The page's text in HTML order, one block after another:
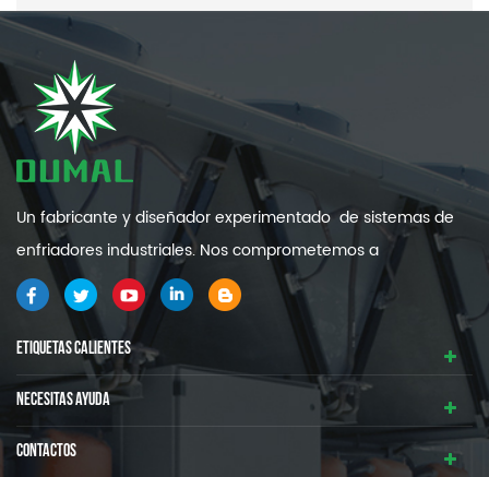
Un fabricante y diseñador experimentado de sistemas de
enfriadores industriales. Nos comprometemos a
proporcionarle sistemas de refrigeración industrial de alta
calidad y eficiencia .
ETIQUETAS CALIENTES
NECESITAS AYUDA
CONTACTOS